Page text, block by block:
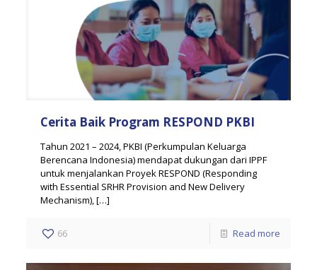
Cerita Baik Program RESPOND PKBI
Tahun 2021 – 2024, PKBI (Perkumpulan Keluarga
Berencana Indonesia) mendapat dukungan dari IPPF
untuk menjalankan Proyek RESPOND (Responding
with Essential SRHR Provision and New Delivery
Mechanism),[…]
66 Read more